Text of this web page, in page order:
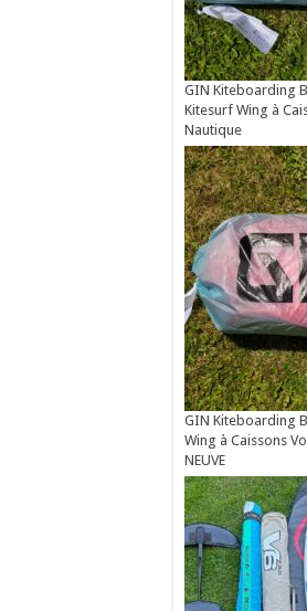
GIN Kiteboarding
Kitesurf Wing à
Nautique
GIN Kiteboarding
Wing à Caissons
NEUVE